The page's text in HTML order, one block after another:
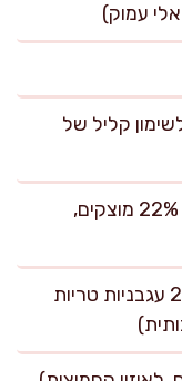
(2 כפות – לשימון קליל של
רסק עגבניות – 100 גרם (לפחות 22% מוצקים,
עגבניות מגוררות – 300 גרם (2-3 עגבניות טריות